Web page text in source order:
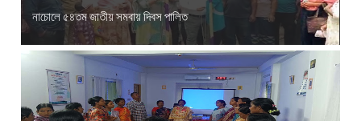
নাচোলে ৫৪তম জাতীয় সমবায় দিবস পালিত